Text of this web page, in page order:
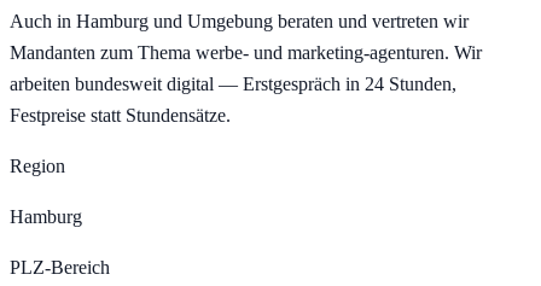
Auch in Hamburg und Umgebung beraten und vertreten wir
Mandanten zum Thema werbe- und marketing-agenturen. Wir
arbeiten bundesweit digital — Erstgespräch in 24 Stunden,
Festpreise statt Stundensätze.
Region
Hamburg
PLZ-Bereich